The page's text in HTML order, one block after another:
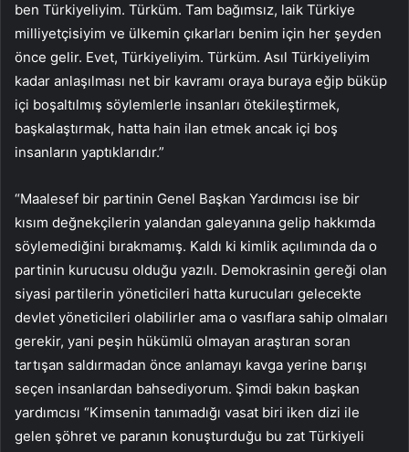
ben Türkiyeliyim. Türküm. Tam bağımsız, laik Türkiye
milliyetçisiyim ve ülkemin çıkarları benim için her şeyden
önce gelir. Evet, Türkiyeliyim. Türküm. Asıl Türkiyeliyim
kadar anlaşılması net bir kavramı oraya buraya eğip büküp
içi boşaltılmış söylemlerle insanları ötekileştirmek,
başkalaştırmak, hatta hain ilan etmek ancak içi boş
insanların yaptıklarıdır.”
“Maalesef bir partinin Genel Başkan Yardımcısı ise bir
kısım değnekçilerin yalandan galeyanına gelip hakkımda
söylemediğini bırakmamış. Kaldı ki kimlik açılımında da o
partinin kurucusu olduğu yazılı. Demokrasinin gereği olan
siyasi partilerin yöneticileri hatta kurucuları gelecekte
devlet yöneticileri olabilirler ama o vasıflara sahip olmaları
gerekir, yani peşin hükümlü olmayan araştıran soran
tartışan saldırmadan önce anlamayı kavga yerine barışı
seçen insanlardan bahsediyorum. Şimdi bakın başkan
yardımcısı “Kimsenin tanımadığı vasat biri iken dizi ile
gelen şöhret ve paranın konuşturduğu bu zat Türkiyeli